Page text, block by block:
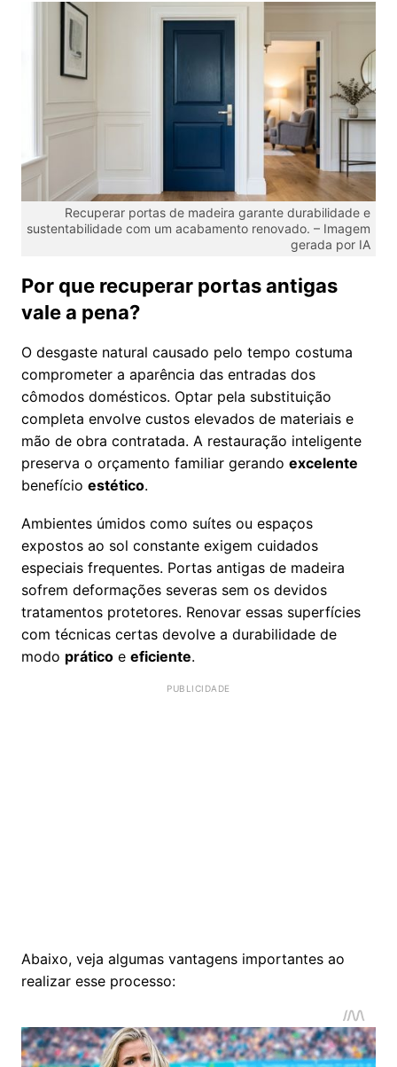
Recuperar portas de madeira garante durabilidade e
sustentabilidade com um acabamento renovado. – Imagem
gerada por IA
Por que recuperar portas antigas
vale a pena?
O desgaste natural causado pelo tempo costuma
comprometer a aparência das entradas dos
cômodos domésticos. Optar pela substituição
completa envolve custos elevados de materiais e
mão de obra contratada. A restauração inteligente
preserva o orçamento familiar gerando excelente
benefício estético.
Ambientes úmidos como suítes ou espaços
expostos ao sol constante exigem cuidados
especiais frequentes. Portas antigas de madeira
sofrem deformações severas sem os devidos
tratamentos protetores. Renovar essas superfícies
com técnicas certas devolve a durabilidade de
modo prático e eficiente.
Abaixo, veja algumas vantagens importantes ao
realizar esse processo: